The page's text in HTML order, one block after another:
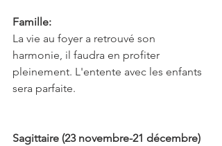
Famille:
La vie au foyer a retrouvé son
harmonie, il faudra en profiter
pleinement. L'entente avec les enfants
sera parfaite.
Sagittaire (23 novembre-21 décembre)